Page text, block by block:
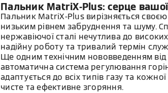
Пальник MatriX-Plus: серце
Пальник MatriX-Plus вирізняється
низьким рівнем забруднення та шуму.
нержавіючої сталі нечутлива до
надійну роботу та тривалий термін
Ще одним технічним нововведенням
автоматична система регулювання
адаптується до всіх типів газу та
чисте та ефективне згоряння.